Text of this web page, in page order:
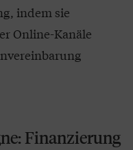
indem sie
Online-Kanäle
Finanzierung